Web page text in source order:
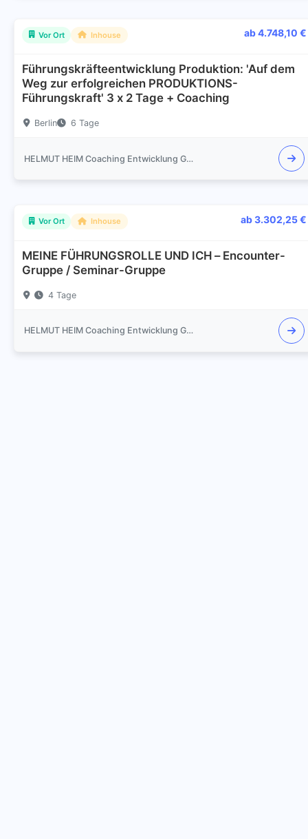
Vor Ort Inhouse ab 4.748,10 €
Führungskräfteentwicklung Produktion: 'Auf dem
Weg zur erfolgreichen PRODUKTIONS-
Führungskraft' 3 x 2 Tage + Coaching
Berlin 6 Tage
HELMUT HEIM Coaching Entwicklung Gespräch Training
Vor Ort Inhouse ab 3.302,25 €
MEINE FÜHRUNGSROLLE UND ICH – Encounter-
Gruppe / Seminar-Gruppe
4 Tage
HELMUT HEIM Coaching Entwicklung Gespräch Training